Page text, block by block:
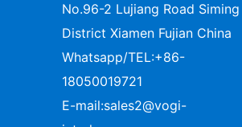
No.96-2 Lujiang Road Siming
District Xiamen Fujian China
Whatsapp/TEL:+86-
18050019721
E-mail:sales2@vogi-